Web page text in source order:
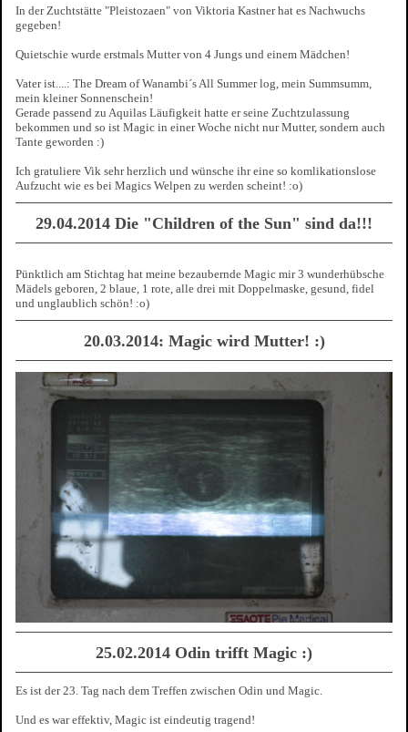
In der Zuchtstätte "Pleistozaen" von Viktoria Kastner hat es Nachwuchs
gegeben!
Quietschie wurde erstmals Mutter von 4 Jungs und einem Mädchen!
Vater ist....: The Dream of Wanambi´s All Summer log, mein Summsumm,
mein kleiner Sonnenschein!
Gerade passend zu Aquilas Läufigkeit hatte er seine Zuchtzulassung
bekommen und so ist Magic in einer Woche nicht nur Mutter, sondern auch
Tante geworden :)
Ich gratuliere Vik sehr herzlich und wünsche ihr eine so komlikationslose
Aufzucht wie es bei Magics Welpen zu werden scheint! :o)
29.04.2014 Die "Children of the Sun" sind da!!!
Pünktlich am Stichtag hat meine bezaubernde Magic mir 3 wunderhübsche
Mädels geboren, 2 blaue, 1 rote, alle drei mit Doppelmaske, gesund, fidel
und unglaublich schön! :o)
20.03.2014: Magic wird Mutter! :)
25.02.2014 Odin trifft Magic :)
Es ist der 23. Tag nach dem Treffen zwischen Odin und Magic.
Und es war effektiv, Magic ist eindeutig tragend!